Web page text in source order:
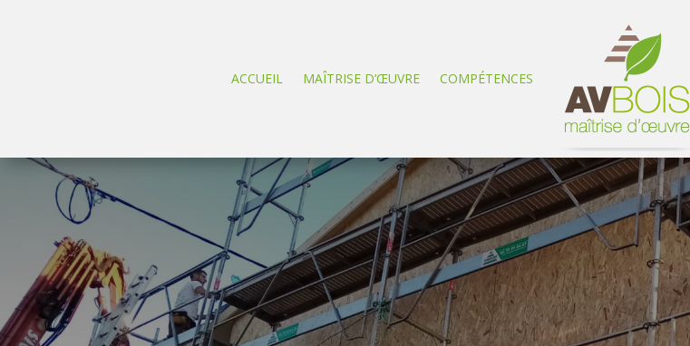
ACCUEIL MAÎTRISE D’ŒUVRE COMPÉTENCES